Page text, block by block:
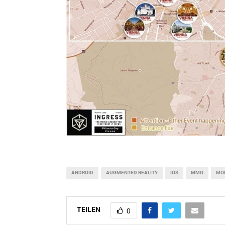
ANDROID AUGMENTED REALITY IOS MMO
TEILEN 0